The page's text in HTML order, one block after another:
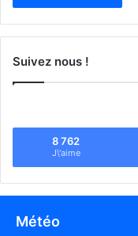
Suivez nous !
8 762
J\'aime
Météo